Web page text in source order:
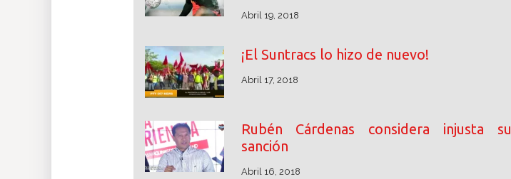
Abril 19, 2018
¡El Suntracs lo hizo de nuevo!
Abril 17, 2018
Rubén Cárdenas considera injusta su
sanción
Abril 16, 2018